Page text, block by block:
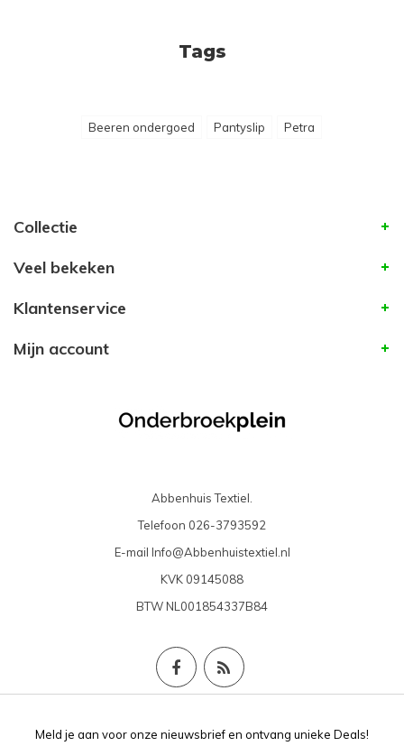
Tags
Beeren ondergoed Pantyslip Petra
Collectie
Veel bekeken
Klantenservice
Mijn account
Abbenhuis Textiel.
Telefoon 026-3793592
E-mail Info@Abbenhuistextiel.nl
KVK 09145088
BTWNL001854337B84
Meld je aan voor onze nieuwsbrief en ontvang unieke Deals!